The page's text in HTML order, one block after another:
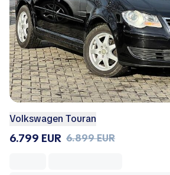
Volkswagen Touran
6.799 EUR 6.899 EUR